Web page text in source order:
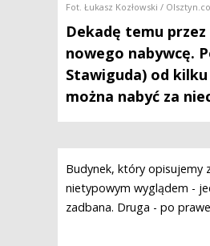
Fot. Łukasz Kozłowski /
Dekadę temu
nowego nabywcę.
Stawiguda) od
można nabyć za
Budynek, który opisujemy
nietypowym wyglądem -
zadbana. Druga - po